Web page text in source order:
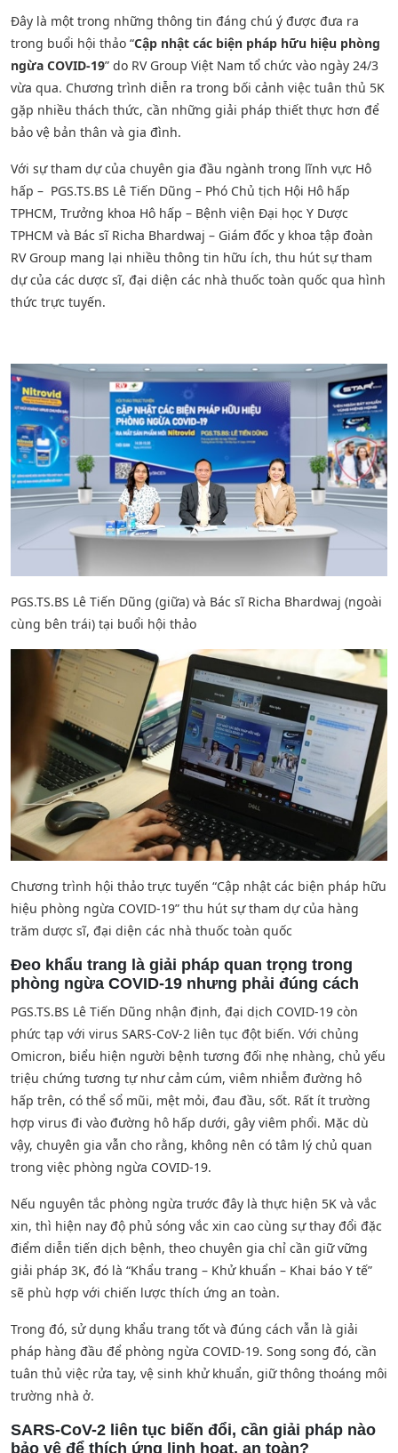
Đây là một trong những thông tin đáng chú ý được đưa ra
trong buổi hội thảo “Cập nhật các biện pháp hữu hiệu phòng
ngừa COVID-19” do RV Group Việt Nam tổ chức vào ngày 24/3
vừa qua. Chương trình diễn ra trong bối cảnh việc tuân thủ 5K
gặp nhiều thách thức, cần những giải pháp thiết thực hơn để
bảo vệ bản thân và gia đình.
Với sự tham dự của chuyên gia đầu ngành trong lĩnh vực Hô
hấp – PGS.TS.BS Lê Tiến Dũng – Phó Chủ tịch Hội Hô hấp
TPHCM, Trưởng khoa Hô hấp – Bệnh viện Đại học Y Dược
TPHCM và Bác sĩ Richa Bhardwaj – Giám đốc y khoa tập đoàn
RV Group mang lại nhiều thông tin hữu ích, thu hút sự tham
dự của các dược sĩ, đại diện các nhà thuốc toàn quốc qua hình
thức trực tuyến.
PGS.TS.BS Lê Tiến Dũng (giữa) và Bác sĩ Richa Bhardwaj (ngoài
cùng bên trái) tại buổi hội thảo
Chương trình hội thảo trực tuyến “Cập nhật các biện pháp hữu
hiệu phòng ngừa COVID-19” thu hút sự tham dự của hàng
trăm dược sĩ, đại diện các nhà thuốc toàn quốc
Đeo khẩu trang là giải pháp quan trọng trong
phòng ngừa COVID-19 nhưng phải đúng cách
PGS.TS.BS Lê Tiến Dũng nhận định, đại dịch COVID-19 còn
phức tạp với virus SARS-CoV-2 liên tục đột biến. Với chủng
Omicron, biểu hiện người bệnh tương đối nhẹ nhàng, chủ yếu
triệu chứng tương tự như cảm cúm, viêm nhiễm đường hô
hấp trên, có thể sổ mũi, mệt mỏi, đau đầu, sốt. Rất ít trường
hợp virus đi vào đường hô hấp dưới, gây viêm phổi. Mặc dù
vậy, chuyên gia vẫn cho rằng, không nên có tâm lý chủ quan
trong việc phòng ngừa COVID-19.
Nếu nguyên tắc phòng ngừa trước đây là thực hiện 5K và vắc
xin, thì hiện nay độ phủ sóng vắc xin cao cùng sự thay đổi đặc
điểm diễn tiến dịch bệnh, theo chuyên gia chỉ cần giữ vững
giải pháp 3K, đó là “Khẩu trang – Khử khuẩn – Khai báo Y tế”
sẽ phù hợp với chiến lược thích ứng an toàn.
Trong đó, sử dụng khẩu trang tốt và đúng cách vẫn là giải
pháp hàng đầu để phòng ngừa COVID-19. Song song đó, cần
tuân thủ việc rửa tay, vệ sinh khử khuẩn, giữ thông thoáng môi
trường nhà ở.
SARS-CoV-2 liên tục biến đổi, cần giải pháp nào
bảo vệ để thích ứng linh hoạt, an toàn?